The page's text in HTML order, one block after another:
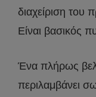
διαχείριση του
Είναι βασικός
Ένα πλήρως
περιλαμβάνει